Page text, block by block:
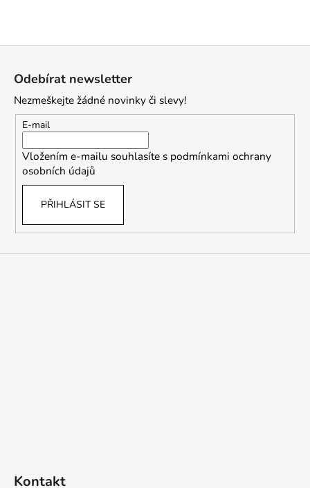
Odebírat newsletter
Nezmeškejte žádné novinky či slevy!
E-mail
Vložením e-mailu souhlasíte s podmínkami ochrany
osobních údajů
PŘIHLÁSIT SE
Kontakt